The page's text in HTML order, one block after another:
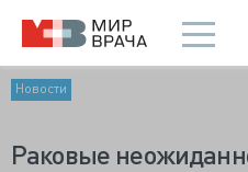
Новости
Раковые